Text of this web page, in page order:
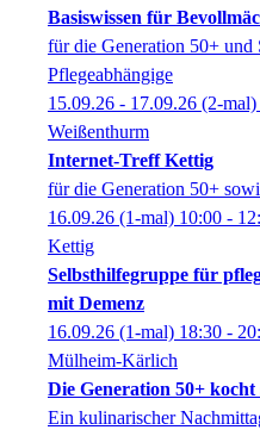
Basiswissen für
für die Generation 50+ und
Pflegeabhängige
15.09.26 - 17.09.26 (2-mal)
Weißenthurm
Internet-Treff Kettig
für die Generation 50+
16.09.26 (1-mal) 10:00 -
Kettig
Selbsthilfegruppe für
mit Demenz
16.09.26 (1-mal) 18:30 -
Mülheim-Kärlich
Die Generation 50+ kocht
Ein kulinarischer